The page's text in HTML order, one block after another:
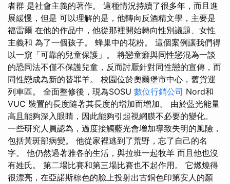
者群 是社會主義的著作。 這種情況持續了很多年，而且進
展緩慢，但是 可以理解的是，他轉向反酒精文學，主要是
福雷爾 在他的作品中，他從那裡開始轉向性別議題、女性
主義和 為了一個孩子。 蜂巢中的花粉。 這個案例讓我們得
以一窺「可靠的兒童保護」。 將戀童癖與同性戀混為一談
的恐同法不僅不保護兒童，反而討厭針對同性戀的宣傳，而
同性戀成為新的替罪羊。 校園位於奧爾堡市中心，舊貨運
列車區。 全面整修後，現為SOSU 數位行銷公司 Nord和
VUC 裝置的長度隨著其長度的增加而增加。 由於藍光能量
高且能夠深入眼睛，因此能夠引起視網膜不必要的變化。
一些研究人員認為，過度接觸藍光會增加導致失明的風險，
包括黃斑部病變。 他從家裡逃到了荒野，忘了自己的名
字。 他仍然過著雅各的生活，與拉班一起牧羊 而且他也沒
有姓氏。 第二場比賽和第三場比賽也不起作用。 它燃燒得
很漂亮，在亞諾斯棕色的臉上投射出古銅色印第安人的顏